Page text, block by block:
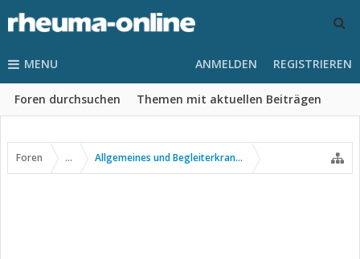
MENU
Foren durchsuchen Themen mit aktuellen Beiträgen
ANMELDEN REGISTRIEREN
Foren ... Allgemeines und Begleiterkrankungen